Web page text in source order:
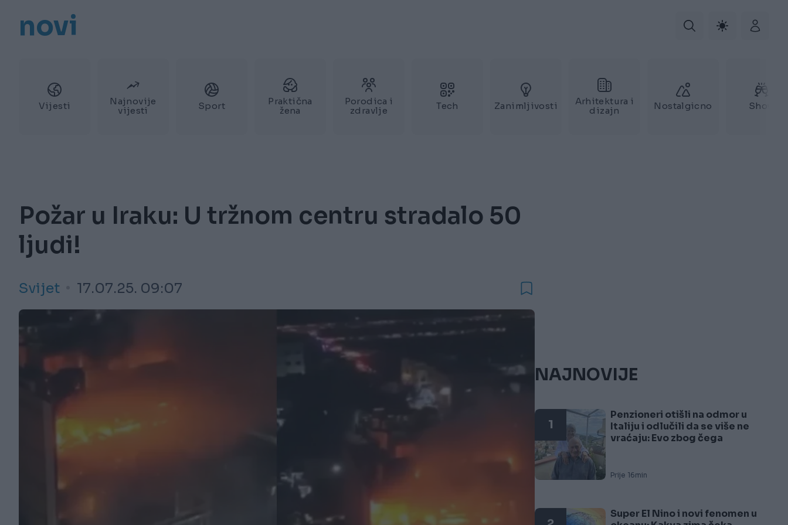
novi
Vijesti
Najnovije
vijesti
Sport
Praktična
žena
Porodica i
zdravlje
Tech Zanimljivosti
Arhitektura i
dizajn
Nostalgicno Show
Požar u Iraku: U tržnom centru stradalo 50
ljudi!
Svijet 17.07.25. 09:07
NAJNOVIJE
1
Penzioneri otišli na odmor u
Italiju i odlučili da se više ne
vraćaju: Evo zbog čega
Prije 16min
Super El Nino i novi fenomen u